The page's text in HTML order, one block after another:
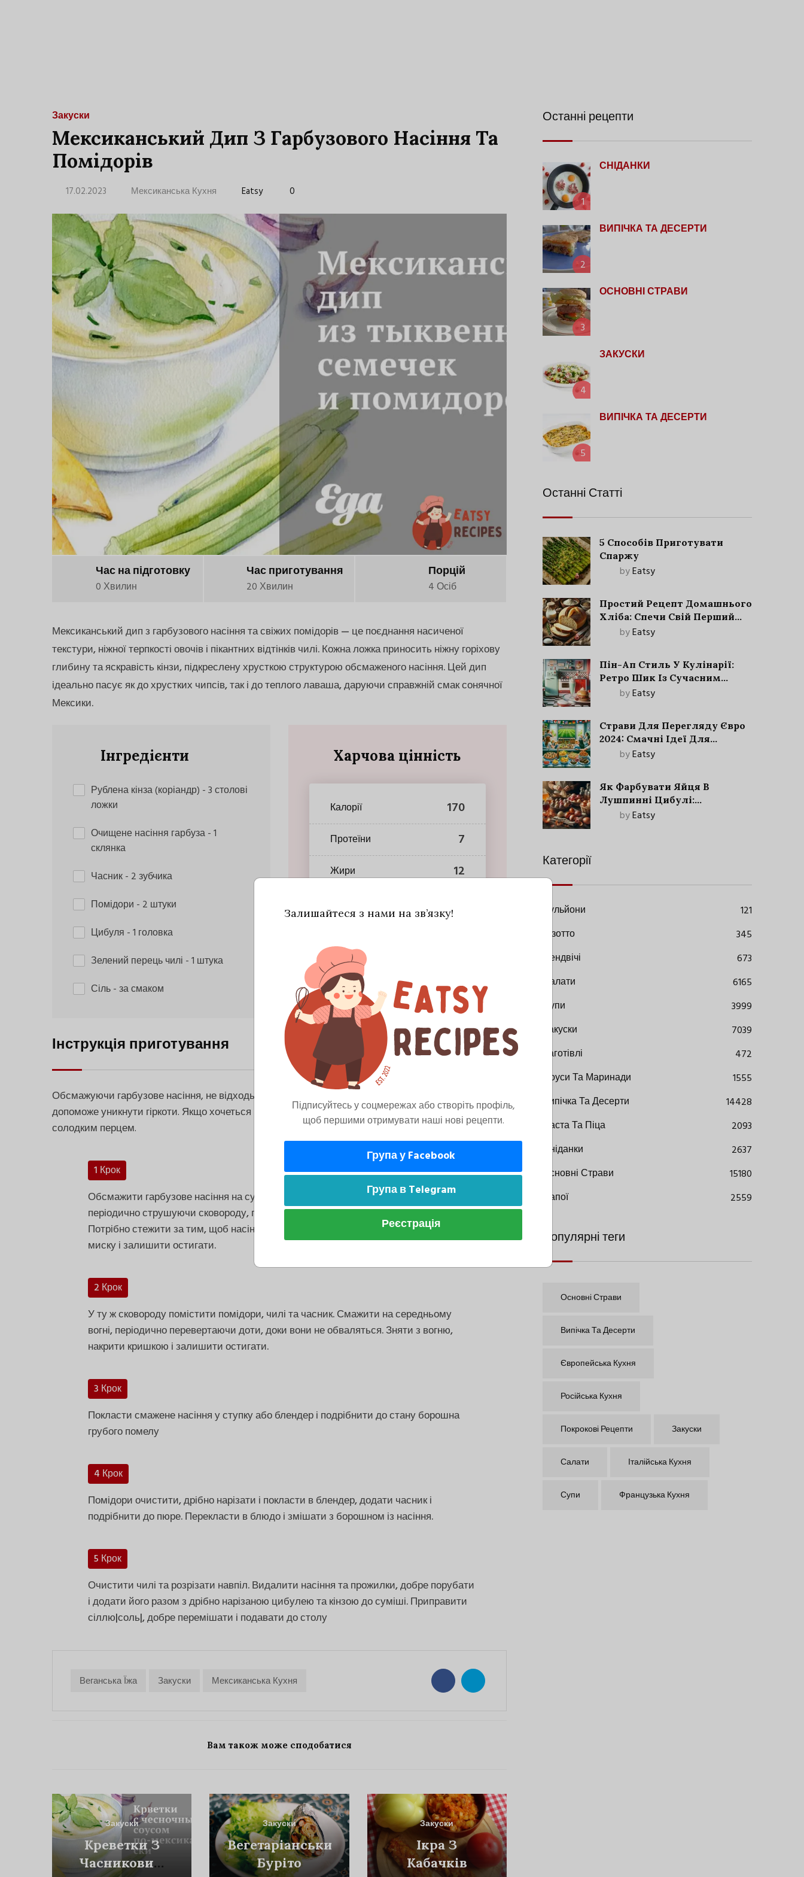
Закуски
Мексиканський Дип З Гарбузового Насіння Та
Помідорів
17.02.2023 Мексиканська Кухня Eatsy 0
Час на підготовку
0 Хвилин
Час приготування
20 Хвилин
Порцій
4 Осіб
Мексиканський дип з гарбузового насіння та свіжих помідорів — це поєднання насиченої
текстури, ніжної терпкості овочів і пікантних відтінків чилі. Кожна ложка приносить ніжну горіхову
глибину та яскравість кінзи, підкреслену хрусткою структурою обсмаженого насіння. Цей дип
ідеально пасує як до хрустких чипсів, так і до теплого лаваша, даруючи справжній смак сонячної
Мексики.
Інгредієнти
Рублена кінза (коріандр) - 3 столові
ложки
Очищене насіння гарбуза- 1
склянка
Часник- 2 зубчика
Помідори - 2 штуки
Цибуля - 1 головка
Зелений перець чилі - 1 штука
Сіль- за смаком
Харчова цінність
Калорії 170
Протеїни 7
Жири 12
Інструкція приготування
Обсмажуючи гарбузове насіння, не відходьте від плити: постійне струшування сковороди
допоможе уникнути гіркоти. Якщо хочеться м’якшого смаку – зелений чилі можна замінити
солодким перцем.
1 Крок
Обсмажити гарбузове насіння на сухій важкій сковороді на повільному вогні,
періодично струшуючи сковороду, поки вони не стануть світло-коричневими.
Потрібно стежити за тим, щоб насіння не підгоріло. Готове насіння висипати в
миску і залишити остигати.
2 Крок
У ту ж сковороду помістити помідори, чилі та часник. Смажити на середньому
вогні, періодично перевертаючи доти, доки вони не обваляться. Зняти з вогню,
накрити кришкою і залишити остигати.
3 Крок
Покласти смажене насіння у ступку або блендер і подрібнити до стану борошна
грубого помелу
4 Крок
Помідори очистити, дрібно нарізати і покласти в блендер, додати часник і
подрібнити до пюре. Перекласти в блюдо і змішати з борошном із насіння.
5 Крок
Очистити чилі та розрізати навпіл. Видалити насіння та прожилки, добре порубати
і додати його разом з дрібно нарізаною цибулею та кінзою до суміші. Приправити
сіллю|соль|, добре перемішати і подавати до столу
Веганська Їжа Закуски Мексиканська Кухня
Вам також може сподобатися
Закуски
Креветки З
Часниковим
Закуски
Вегетаріанський
Буріто
Закуски
Ікра З
Кабачків
Останні рецепти
1
СНІДАНКИ
2
ВИПІЧКА ТА ДЕСЕРТИ
3
ОСНОВНІ СТРАВИ
4
ЗАКУСКИ
5
ВИПІЧКА ТА ДЕСЕРТИ
Останні Статті
5 Способів Приготувати
Спаржу
byEatsy
Простий Рецепт Домашнього
Хліба: Спечи Свій Перший
Запашний Хліб!
byEatsy
Пін-Ап Стиль У Кулінарії:
Ретро Шик Із Сучасним
Акцентом
byEatsy
Страви Для Перегляду Євро
2024: Смачні Ідеї Для
Футбольного Свята
byEatsy
Як Фарбувати Яйця В
Лушпинні Цибулі:
Старовинний Метод З
byEatsy
Категорії
Бульйони
121
Різотто
345
Сендвічі
673
Салати
6165
Супи
3999
Закуски
7039
Заготівлі
472
Соуси Та Маринади
1555
Випічка Та Десерти
14428
Паста Та Піца
2093
Сніданки
2637
Основні Страви
15180
Напої
2559
Популярні теги
Основні Страви
Випічка Та Десерти
Європейська Кухня
Російська Кухня
Покрокові Рецепти Закуски
Салати Італійська Кухня
Супи Французька Кухня
Залишайтеся з нами на зв’язку!
Підписуйтесь у соцмережах або створіть профіль,
щоб першими отримувати наші нові рецепти.
Група у Facebook
Група в Telegram
Реєстрація